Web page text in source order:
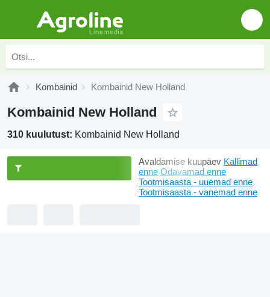
Kombainid Kombainid New Holland
Kombainid New Holland
310 kuulutust: Kombainid New Holland
Avaldamise kuupäev Kallimad
enne Odavamad enne
Tootmisaasta - uuemad enne
Tootmisaasta - vanemad enne